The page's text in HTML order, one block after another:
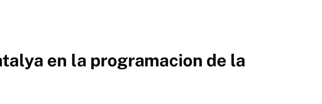
en la programacion de la